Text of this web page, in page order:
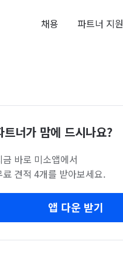
채용 파트너 지원
트너가 맘에 드시나요?
금 바로 미소앱에서
료 견적 4개를 받아보세요.
앱 다운 받기